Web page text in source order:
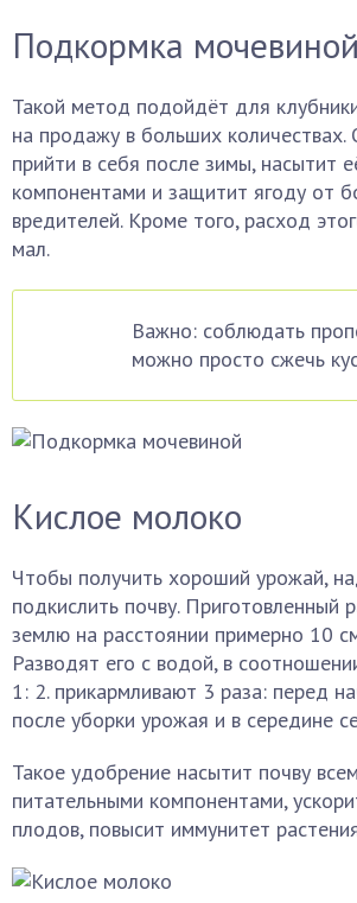
Подкормка мочевиной
Такой метод подойдёт для
на продажу в больших
прийти в себя после зимы, насытит
компонентами и защитит ягоду от
вредителей. Кроме того, расход
мал.
Важно: соблюдать
можно просто сжечь
Кислое молоко
Чтобы получить хороший урожай,
подкислить почву. Приготовленный
землю на расстоянии примерно 10
Разводят его с водой, в
1: 2. прикармливают 3 раза: перед
после уборки урожая и в середине
Такое удобрение насытит почву
питательными компонентами,
плодов, повысит иммунитет